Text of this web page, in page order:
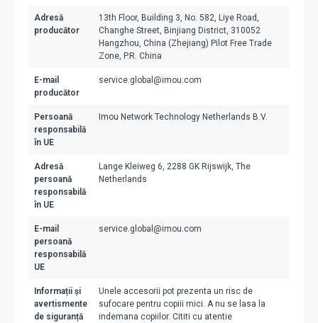
Adresă
producător
13th Floor, Building 3, No. 582, Liye Road,
Changhe Street, Binjiang District, 310052
Hangzhou, China (Zhejiang) Pilot Free Trade
Zone, P.R. China
E-mail
producător
service.global@imou.com
Persoană
responsabilă
în UE
Imou Network Technology Netherlands B.V.
Adresă
persoană
responsabilă
în UE
Lange Kleiweg 6, 2288 GK Rijswijk, The
Netherlands
E-mail
persoană
responsabilă
UE
service.global@imou.com
Informații și
avertismente
de siguranță
Unele accesorii pot prezenta un risc de
sufocare pentru copiii mici. A nu se lasa la
indemana copiilor. Cititi cu atentie